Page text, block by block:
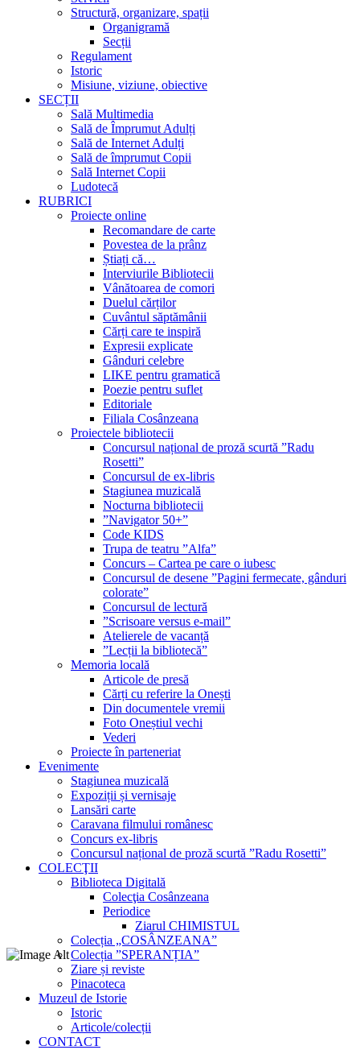
Structură, organizare, spații
Organigramă
Secții
Regulament
Istoric
Misiune, viziune, obiective
SECȚII
Sală Multimedia
Sală de Împrumut Adulți
Sală de Internet Adulți
Sală de împrumut Copii
Sală Internet Copii
Ludotecă
RUBRICI
Proiecte online
Recomandare de carte
Povestea de la prânz
Știați că…
Interviurile Bibliotecii
Vânătoarea de comori
Duelul cărților
Cuvântul săptămânii
Cărți care te inspiră
Expresii explicate
Gânduri celebre
LIKE pentru gramatică
Poezie pentru suflet
Editoriale
Filiala Cosânzeana
Proiectele bibliotecii
Concursul național de proză scurtă ”Radu
Rosetti”
Concursul de ex-libris
Stagiunea muzicală
Nocturna bibliotecii
”Navigator 50+”
Code KIDS
Trupa de teatru ”Alfa”
Concurs – Cartea pe care o iubesc
Concursul de desene ”Pagini fermecate, gânduri
colorate”
Concursul de lectură
”Scrisoare versus e-mail”
Atelierele de vacanță
”Lecții la bibliotecă”
Memoria locală
Articole de presă
Cărți cu referire la Onești
Din documentele vremii
Foto Oneștiul vechi
Vederi
Proiecte în parteneriat
Evenimente
Stagiunea muzicală
Expoziții și vernisaje
Lansări carte
Caravana filmului românesc
Concurs ex-libris
Concursul național de proză scurtă ”Radu Rosetti”
COLECŢII
Biblioteca Digitală
Colecţia Cosânzeana
Periodice
Ziarul CHIMISTUL
Colecția „COSÂNZEANA”
Colecția ”SPERANȚIA”
Ziare și reviste
Pinacoteca
Muzeul de Istorie
Istoric
Articole/colecții
CONTACT